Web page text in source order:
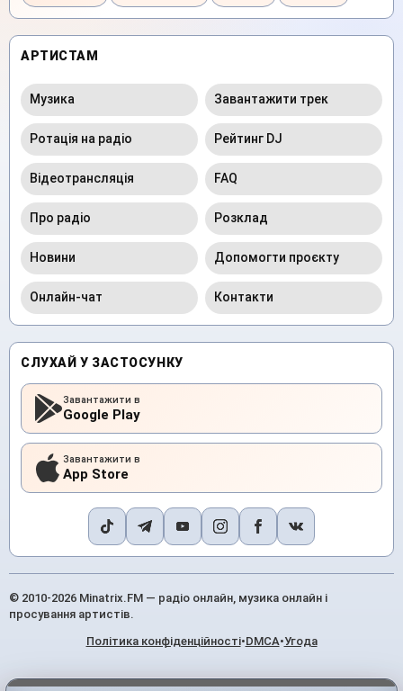
АРТИСТАМ
Музика Завантажити трек
Ротація на радіо Рейтинг DJ
Відеотрансляція FAQ
Про радіо Розклад
Новини Допомогти проєкту
Онлайн-чат Контакти
СЛУХАЙ У ЗАСТОСУНКУ
Завантажити в
Google Play
Завантажити в
App Store
© 2010-2026 Minatrix.FM — радіо онлайн, музика онлайн і
просування артистів.
Політика конфіденційності•DMCA•Угода